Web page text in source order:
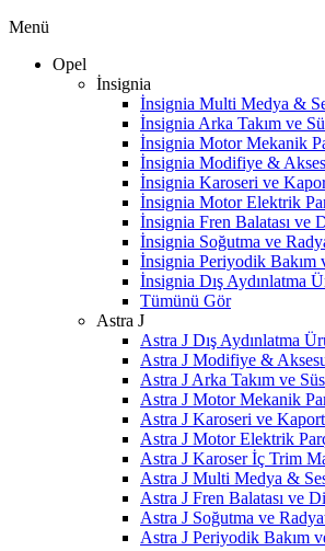
Menü
Opel
İnsignia
İnsignia Multi Medya &
İnsignia Arka Takım ve
İnsignia Motor Mekanik
İnsignia Modifiye &
İnsignia Karoseri ve
İnsignia Motor Elektrik
İnsignia Fren Balatası ve
İnsignia Soğutma ve
İnsignia Periyodik Bakım
İnsignia Dış Aydınlatma
Tümünü Gör
Astra J
Astra J Dış Aydınlatma
Astra J Modifiye &
Astra J Arka Takım ve
Astra J Motor Mekanik
Astra J Karoseri ve
Astra J Motor Elektrik
Astra J Karoser İç Trim
Astra J Multi Medya &
Astra J Fren Balatası ve
Astra J Soğutma ve
Astra J Periyodik Bakım